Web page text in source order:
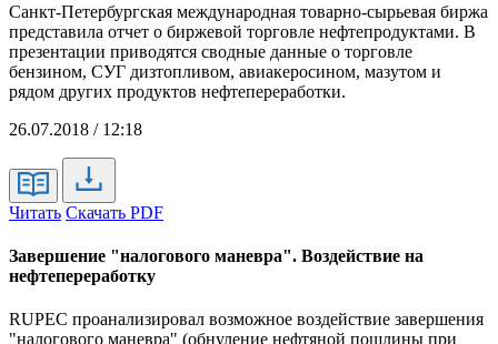
Санкт-Петербургская международная товарно-сырьевая биржа
представила отчет о биржевой торговле нефтепродуктами. В
презентации приводятся сводные данные о торговле
бензином, СУГ дизтопливом, авиакеросином, мазутом и
рядом других продуктов нефтепереработки.
26.07.2018 / 12:18
Читать Скачать PDF
Завершение "налогового маневра". Воздействие на
нефтепереработку
RUPEC проанализировал возможное воздействие завершения
"налогового маневра" (обнуление нефтяной пошлины при